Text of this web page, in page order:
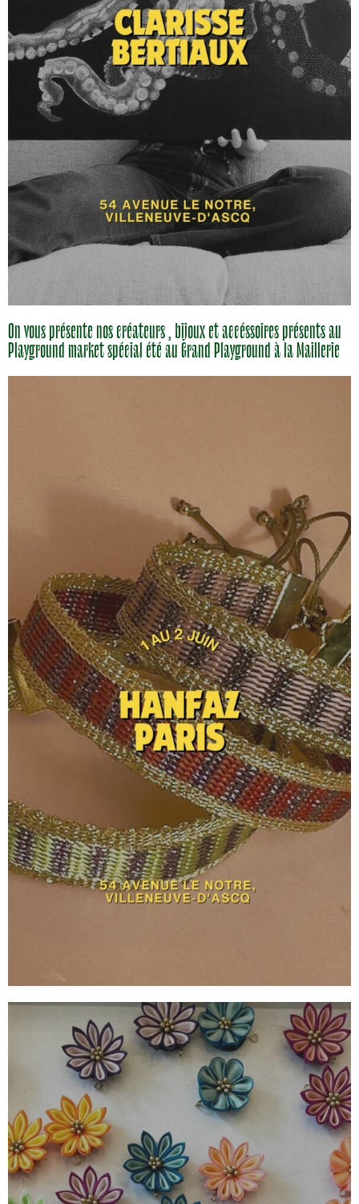
On vous présente nos créateurs , bijoux et accéssoires présents au
Playground market spécial été au Grand Playground à la Maillerie